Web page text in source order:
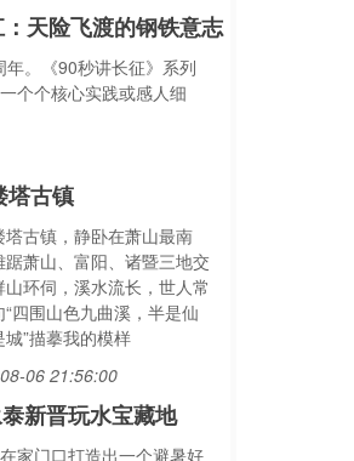
天险飞渡的钢铁意志
。《90秒讲长征》系列
个个核心实践或感人细
塔古镇
塔古镇，静卧在萧山最南
踞萧山、富阳、诸暨三地交
山环伺，溪水流长，世人常
“四围山色九曲溪，半是仙
城”描摹我的模样
06 21:56:00
新晋玩水宝藏地
家门口打造出一个避暑好